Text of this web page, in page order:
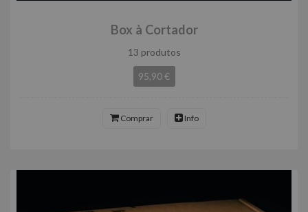
Box à Cortador
13 produtos
95,90 €
Comprar Info